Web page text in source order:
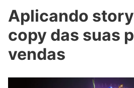
Aplicando
copy das suas
vendas